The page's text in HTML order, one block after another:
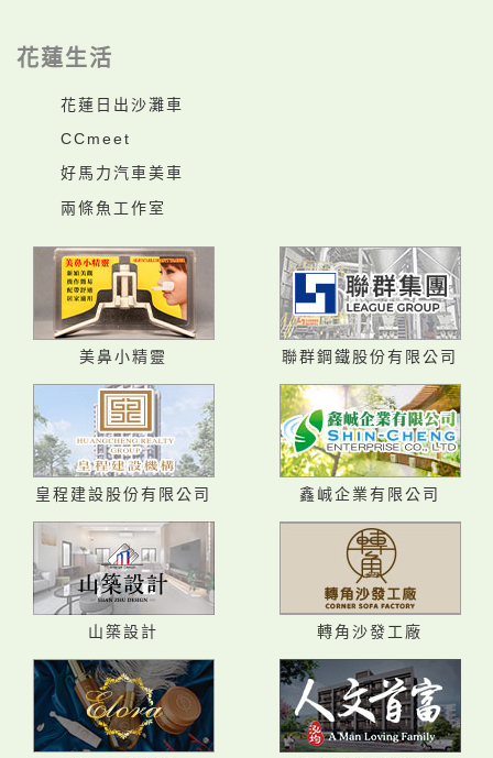
花蓮生活
花蓮日出沙灘車
CCmeet
好馬力汽車美車
兩條魚工作室
美鼻小精靈 聯群鋼鐵股份有限公司
皇程建設股份有限公司 鑫峸企業有限公司
山築設計 轉角沙發工廠